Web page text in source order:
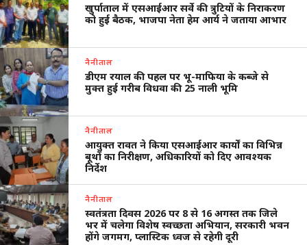
खुर्पाताल में एसआईआर सर्वे की त्रुटियों के निराकरण
को हुई बैठक, भाजपा नेता हेम आर्य ने जताया आभार
नैनीताल
डीएम रयाल की पहल पर भू-माफिया के कब्जे से
मुक्त हुई गरीब विधवा की 25 नाली भूमि
नैनीताल
आयुक्त रावत ने किया एसआईआर कार्यों का विभिन्न
बूथों का निरीक्षण, अधिकारियों को दिए आवश्यक
निर्देश
नैनीताल
स्वतंत्रता दिवस 2026 पर 8 से 16 अगस्त तक जिले
भर में चलेगा विशेष स्वच्छता अभियान, सरकारी भवन
होंगे जगमग, प्लास्टिक ध्वज से रहेगी दूरी